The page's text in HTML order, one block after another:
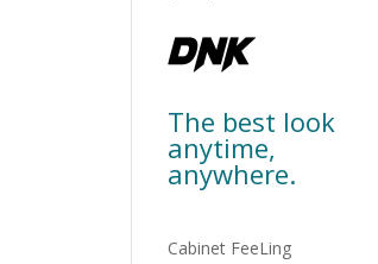
The best look
anytime,
anywhere.
Cabinet FeeLing